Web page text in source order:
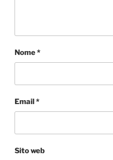
Nome*
Email*
Sito web